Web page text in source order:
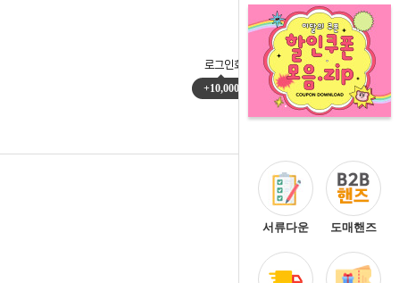
로그인회원가입
+10,000
마이페이지 주문배송
0
서류다운 도매핸즈